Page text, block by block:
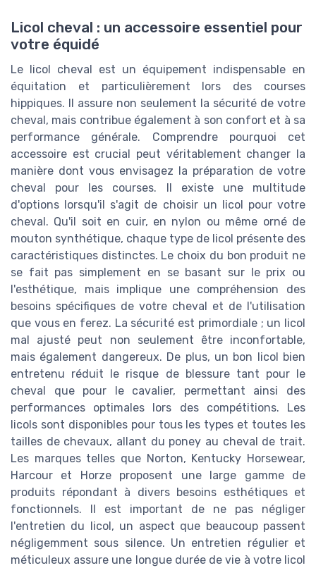
Licol cheval : un accessoire essentiel pour
votre équidé
Le licol cheval est un équipement indispensable en
équitation et particulièrement lors des courses
hippiques. Il assure non seulement la sécurité de votre
cheval, mais contribue également à son confort et à sa
performance générale. Comprendre pourquoi cet
accessoire est crucial peut véritablement changer la
manière dont vous envisagez la préparation de votre
cheval pour les courses. Il existe une multitude
d'options lorsqu'il s'agit de choisir un licol pour votre
cheval. Qu'il soit en cuir, en nylon ou même orné de
mouton synthétique, chaque type de licol présente des
caractéristiques distinctes. Le choix du bon produit ne
se fait pas simplement en se basant sur le prix ou
l'esthétique, mais implique une compréhension des
besoins spécifiques de votre cheval et de l'utilisation
que vous en ferez. La sécurité est primordiale ; un licol
mal ajusté peut non seulement être inconfortable,
mais également dangereux. De plus, un bon licol bien
entretenu réduit le risque de blessure tant pour le
cheval que pour le cavalier, permettant ainsi des
performances optimales lors des compétitions. Les
licols sont disponibles pour tous les types et toutes les
tailles de chevaux, allant du poney au cheval de trait.
Les marques telles que Norton, Kentucky Horsewear,
Harcour et Horze proposent une large gamme de
produits répondant à divers besoins esthétiques et
fonctionnels. Il est important de ne pas négliger
l'entretien du licol, un aspect que beaucoup passent
négligemment sous silence. Un entretien régulier et
méticuleux assure une longue durée de vie à votre licol